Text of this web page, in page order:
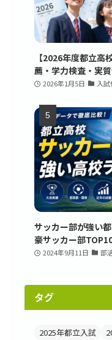
【2026年度都立高
薦・学力検査・実
2026年1月5日 入
サッカー部が強い
豪サッカー部
2024年9月11日 部
タグ
2025年都立入試